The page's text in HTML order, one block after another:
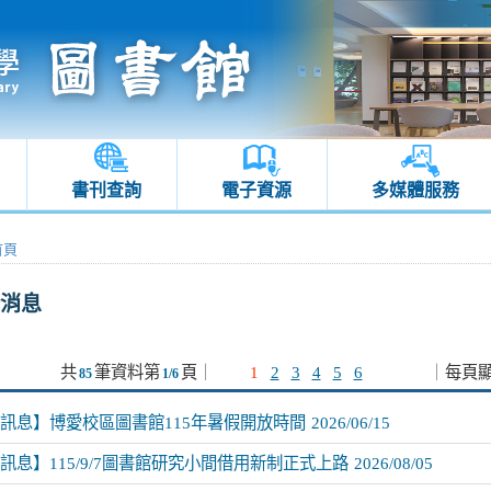
書刊查詢 電子資源 多媒體服務
息
共85筆資料第 1/6 頁 1 2 3 4 5 6 每頁
息】博愛校區圖書館115年暑假開放時間 2026/06/15
息】115/9/7圖書館研究小間借用新制正式上路 2026/08/05